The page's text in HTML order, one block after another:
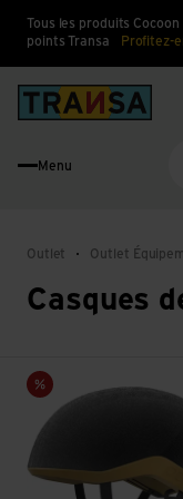
Tous les produits
points Transa
Profitez-
Menu
Outlet Outlet
Casques
Vente
Voir Myelin